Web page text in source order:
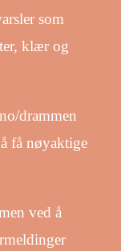
som
klær og
drammen
få nøyaktige
ved å